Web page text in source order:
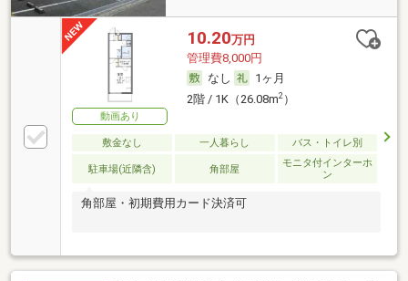
動画あり
10.20万円
管理費8,000円
なし
1ヶ月
2階 / 1K（26.08m2）
敷金なし 一人暮らし バス・トイレ別
駐車場(近隣含) 角部屋
モニタ付インターホ
ン
角部屋・初期費用カード決済可